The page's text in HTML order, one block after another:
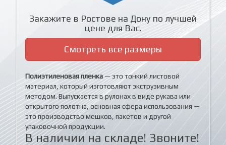
Закажите в Ростове на Дону по лучшей
цене для Вас.
Смотреть все размеры
Полиэтиленовая пленка— это тонкий листовой
материал, который изготовляют экструзивным
методом. Выпускается в рулонах в виде рукава или
открытого полотна, основная сфера использования —
это производство мешков, пакетов и другой
упаковочной продукции.
В наличии на складе! Звоните!